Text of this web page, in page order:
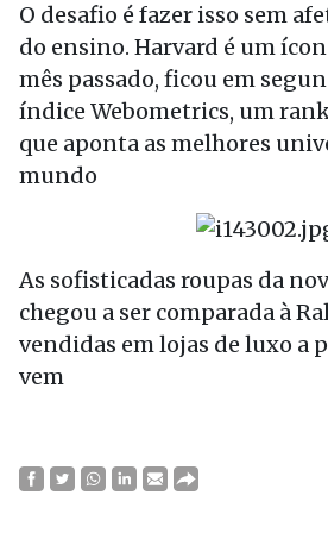
O desafio é fazer isso sem
do ensino. Harvard é um
mês passado, ficou em
índice Webometrics, um
que aponta as melhores
mundo
As sofisticadas roupas da
chegou a ser comparada à
vendidas em lojas de luxo a
vem